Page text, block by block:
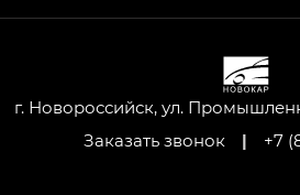
привод — GB AWD, Джи
M8 — Эм 8 (M8) в
Джи Ти — GT, Джи Икс — GX,
LOUNGE
г. Новороссийск, ул.
Заказать звонок
| +7